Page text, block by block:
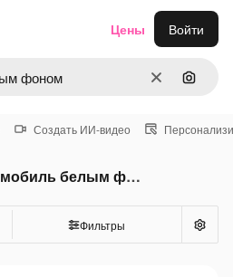
ОчиститьПоиск
Цены Войти
Создать ИИ-видео
PSD По Запросу Автомобиль белым фоном
Фильтры